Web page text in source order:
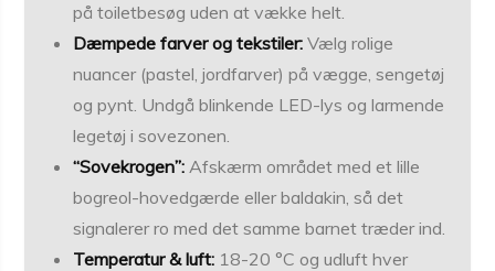
på toiletbesøg uden at vække helt.
Dæmpede farver og tekstiler: Vælg rolige
nuancer (pastel, jordfarver) på vægge, sengetøj
og pynt. Undgå blinkende LED-lys og larmende
legetøj i sovezonen.
“Sovekrogen”: Afskærm området med et lille
bogreol-hovedgærde eller baldakin, så det
signalerer ro med det samme barnet træder ind.
Temperatur & luft: 18-20 °C og udluft hver